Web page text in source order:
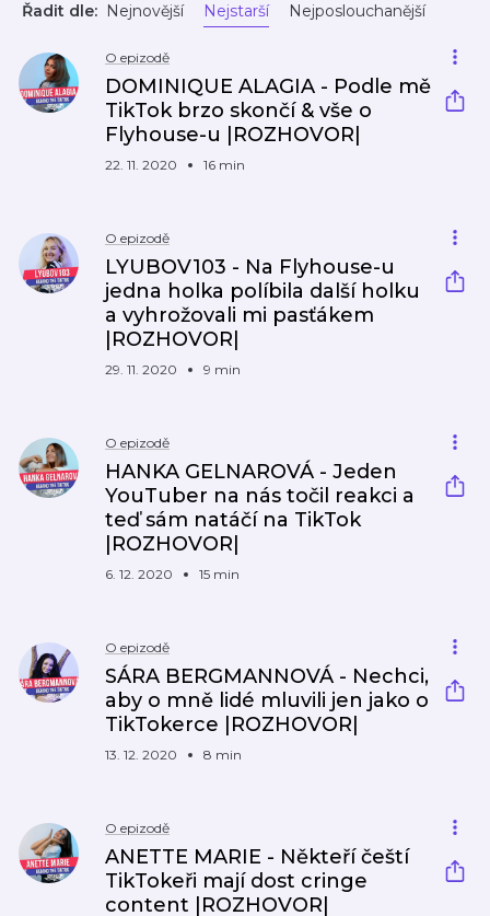
Řadit dle: Nejnovější Nejstarší Nejposlouchanější
O epizodě
DOMINIQUE ALAGIA - Podle mě
TikTok brzo skončí & vše o
Flyhouse-u |ROZHOVOR|
22. 11. 2020 16 min
O epizodě
LYUBOV103 - Na Flyhouse-u
jedna holka políbila další holku
a vyhrožovali mi pasťákem
|ROZHOVOR|
29. 11. 2020 9 min
O epizodě
HANKA GELNAROVÁ - Jeden
YouTuber na nás točil reakci a
teď sám natáčí na TikTok
|ROZHOVOR|
6. 12. 2020 15 min
O epizodě
SÁRA BERGMANNOVÁ - Nechci,
aby o mně lidé mluvili jen jako o
TikTokerce |ROZHOVOR|
13. 12. 2020 8 min
O epizodě
ANETTE MARIE - Někteří čeští
TikTokeři mají dost cringe
content |ROZHOVOR|